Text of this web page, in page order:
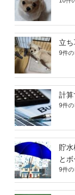
立
9件の
計算
9件の
貯
と
9件の